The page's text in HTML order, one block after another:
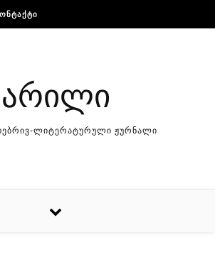
არილი
ლიტერატურული ჟურნალი